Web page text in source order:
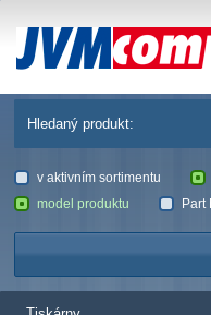
JVM
Hledaný produkt:
v aktivním sortimentu
model produktu
Part